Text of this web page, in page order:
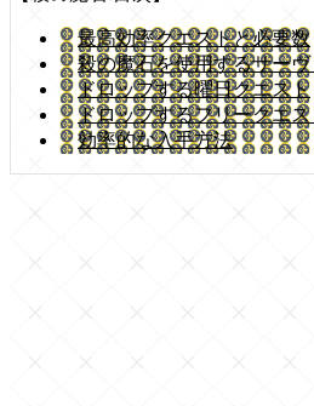
最高効率クエストと必要数
殺の魔石を使用するサーヴ
ドロップする曜日クエスト
ドロップするフリークエス
効率的な入手方法